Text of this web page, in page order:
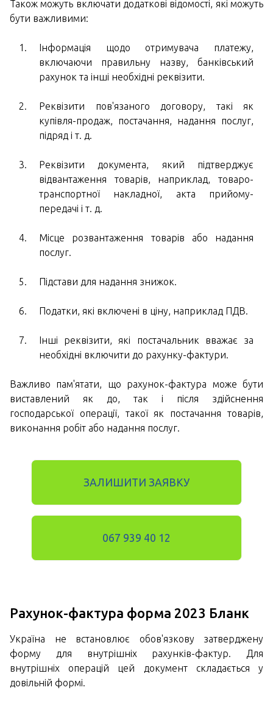
Також можуть включати додаткові відомості, які можуть
бути важливими:
Інформація щодо отримувача платежу,
включаючи правильну назву, банківський
рахунок та інші необхідні реквізити.
Реквізити пов'язаного договору, такі як
купівля-продаж, постачання, надання послуг,
підряд і т. д.
Реквізити документа, який підтверджує
відвантаження товарів, наприклад, товаро-
транспортної накладної, акта прийому-
передачі і т. д.
Місце розвантаження товарів або надання
послуг.
Підстави для надання знижок.
Податки, які включені в ціну, наприклад ПДВ.
Інші реквізити, які постачальник вважає за
необхідні включити до рахунку-фактури.
Важливо пам'ятати, що рахунок-фактура може бути
виставлений як до, так і після здійснення
господарської операції, такої як постачання товарів,
виконання робіт або надання послуг.
ЗАЛИШИТИ ЗАЯВКУ
067 939 40 12
Рахунок-фактура форма 2023 Бланк
Україна не встановлює обов'язкову затверджену
форму для внутрішніх рахунків-фактур. Для
внутрішніх операцій цей документ складається у
довільній формі.